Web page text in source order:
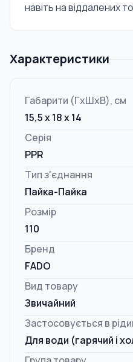
навіть на віддалених
Характеристики
Габарити (ГxШxВ), см
15,5 x 18 x 14
Серія
PPR
Тип з'єднання
Пайка-Пайка
Розмір
110
Бренд
FADO
Вид товару
Звичайний
Застосовується в
Для води (гарячий і